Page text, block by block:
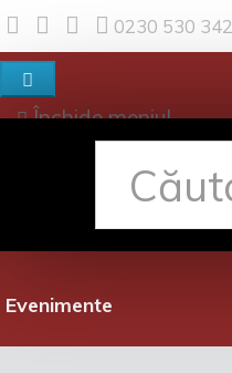
0230 530 342
Închide meniul
Evenimente